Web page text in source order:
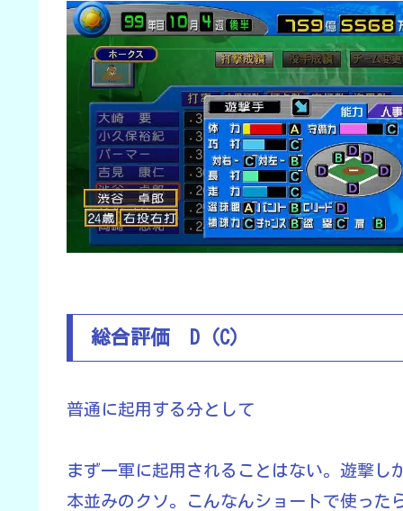
総合評価 D（C）
普通に起用する分として
まず一軍に起用されることはない。遊撃し
本並みのクソ。こんなんショートで使った